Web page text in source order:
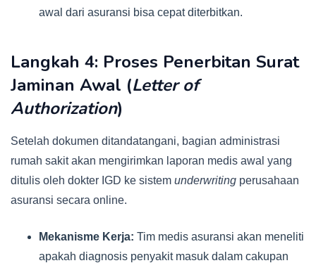
awal dari asuransi bisa cepat diterbitkan.
Langkah 4: Proses Penerbitan Surat
Jaminan Awal (Letter of
Authorization)
Setelah dokumen ditandatangani, bagian administrasi
rumah sakit akan mengirimkan laporan medis awal yang
ditulis oleh dokter IGD ke sistem underwriting perusahaan
asuransi secara online.
Mekanisme Kerja: Tim medis asuransi akan meneliti
apakah diagnosis penyakit masuk dalam cakupan